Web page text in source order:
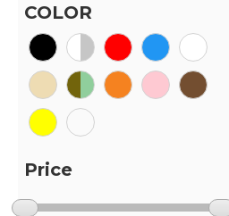
COLOR
Price